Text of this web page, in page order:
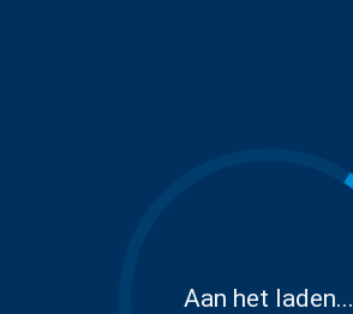
Aan het laden...